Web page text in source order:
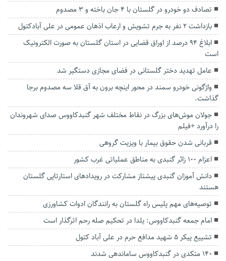
تصادف دو خودرو در گلستان با ۴ جان باخته و ۳ مصدوم
بازداشت ۲ نفر به جرم تشویش و ارعاب اذهان عمومی در علی آبادکتول
ابلاغ ۹۴ درصد از اوراق قضایی در استان گلستان به صورت الکترونیک
است
عامل تهدید دختر گلستانی در فضای مجازی دستگیر شد
واژگونی خودرو سمند در محور اینچه برون به آق قلا سه مصدوم برجا
گذاشت.
جولان موش‌های بزرگ در نقاط مختلف شهر گنبدکاووس صدای شهروندان
را درآورد +فیلم
قربانی شدن حقوق بیمار با ویزیت گروهی
اعزام ۱۰۰ زائر گنبدی به مناطق عملیاتی غرب کشور
دانش آموزان گنبدی پیشتاز مشارکت در رویدادهای استارتاپی گلستان
هستند
توصیه‌های مهم پلیس راه گلستان به رانندگان ادوات کشاورزی
امام جمعه گنبدکاووس: یلدا در تحکیم صله رحم اثرگذار است
تشییع پیکر ۵ شهید مدافع حرم در علی آباد کتول
۱۴۰ متکدی در گنبدکاووس ساماندهی شدند